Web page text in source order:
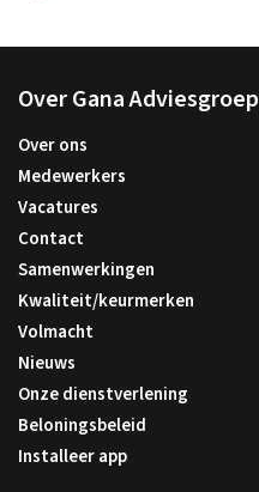
Over Gana Adviesgroep
Over ons
Medewerkers
Vacatures
Contact
Samenwerkingen
Kwaliteit/keurmerken
Volmacht
Nieuws
Onze dienstverlening
Beloningsbeleid
Installeer app